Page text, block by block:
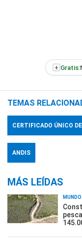
+ Gratis:
TEMAS
CERTIFICADO ÚNICO
ANDIS
MÁS LEÍDAS
MUNDO